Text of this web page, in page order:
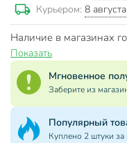
Курьером: 8 августа
Наличие в магазинах
Показать
Мгновенное
Заберите из
Популярный
Куплено 2 штуки